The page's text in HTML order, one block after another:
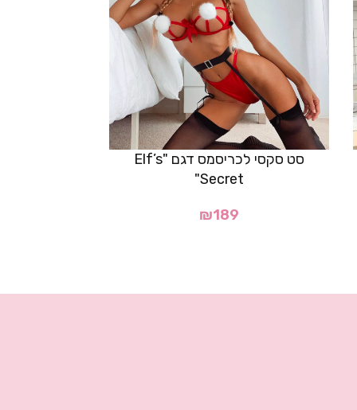
סט סקסי לכריסמס דגם "Elf’s
Secret"
₪189